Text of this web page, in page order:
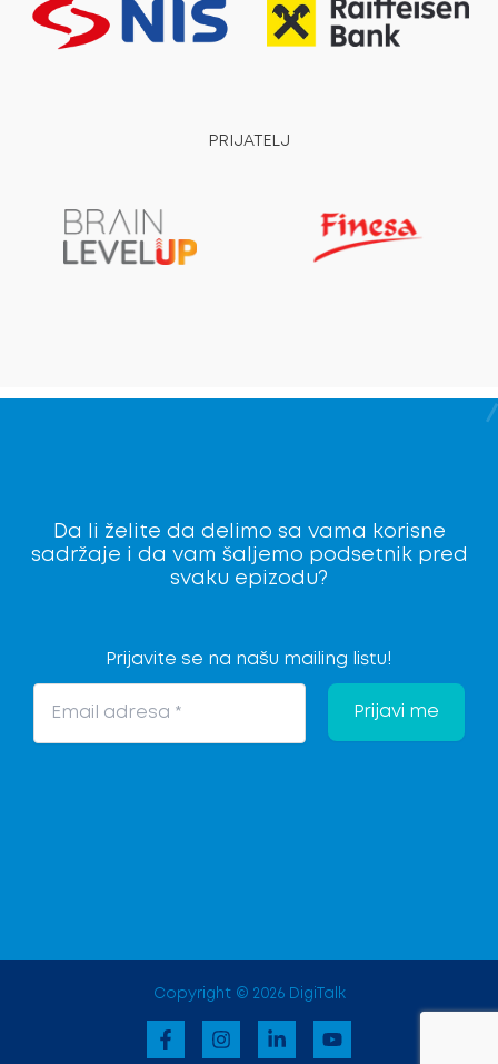
PRIJATELJ
Da li želite da delimo sa vama korisne
sadržaje i da vam šaljemo podsetnik pred
svaku epizodu?
Prijavite se na našu mailing listu!
Copyright © 2026 DigiTalk